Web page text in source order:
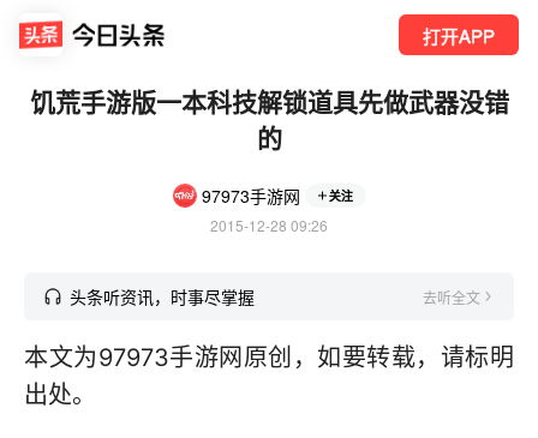
打开APP
饥荒手游版一本科技解锁道具先做武器没错
的
97973手游网 关注
2015-12-28 09:26
头条听资讯，时事尽掌握 去听全文
本文为97973手游网原创，如要转载，请标明
出处。